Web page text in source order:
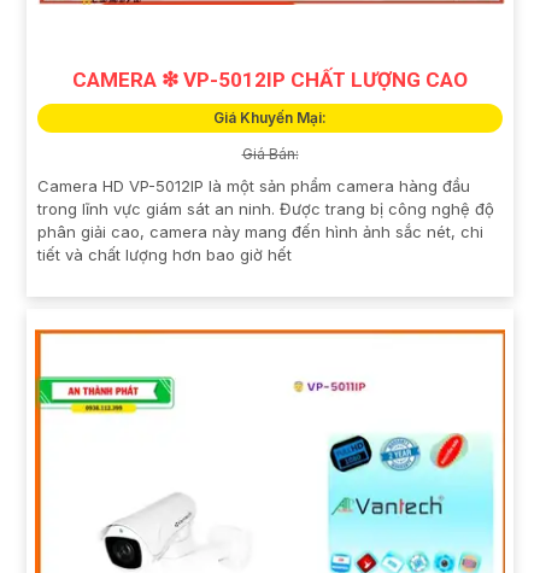
CAMERA ❇ VP-5012IP CHẤT LƯỢNG CAO
Giá Khuyến Mại:
Giá Bán:
Camera HD VP-5012IP là một sản phẩm camera hàng đầu
trong lĩnh vực giám sát an ninh. Được trang bị công nghệ độ
phân giải cao, camera này mang đến hình ảnh sắc nét, chi
tiết và chất lượng hơn bao giờ hết